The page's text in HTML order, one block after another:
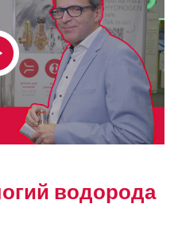
водорода